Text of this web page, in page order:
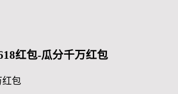
红包-瓜分千万红包